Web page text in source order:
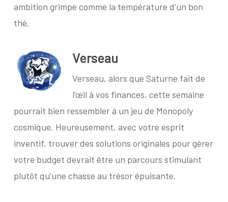
ambition grimpe comme la température d’un bon
thé.
Verseau
Verseau, alors que Saturne fait de
l’œil à vos finances, cette semaine
pourrait bien ressembler à un jeu de Monopoly
cosmique. Heureusement, avec votre esprit
inventif, trouver des solutions originales pour gérer
votre budget devrait être un parcours stimulant
plutôt qu’une chasse au trésor épuisante.